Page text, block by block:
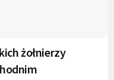
żołnierzy